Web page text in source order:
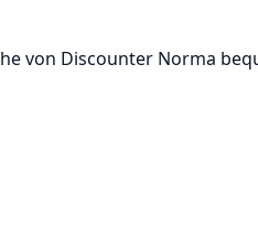
von Discounter Norma